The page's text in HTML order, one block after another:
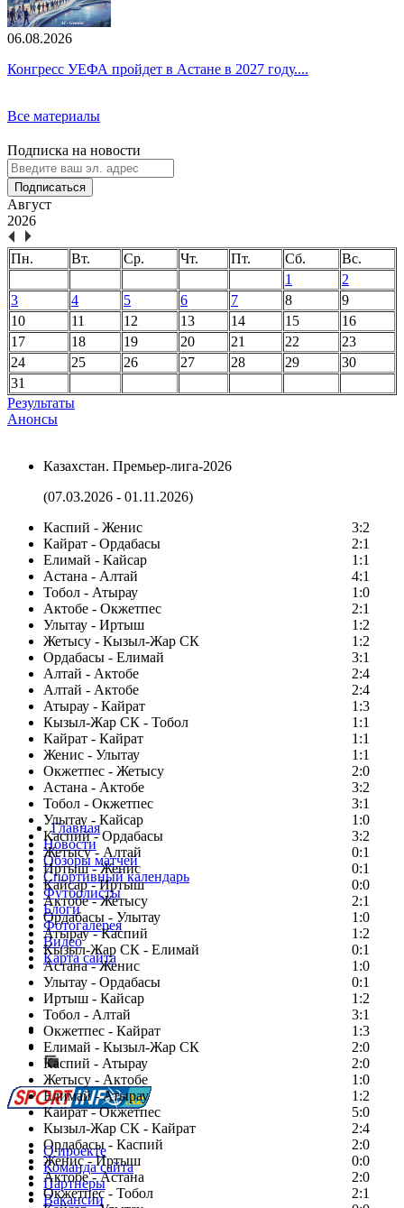
06.08.2026
Конгресс УЕФА пройдет в Астане в 2027 году....
Все материалы
Подписка на новости
Подписаться
Август
2026
Пн. Вт. Ср. Чт. Пт. Сб.
Вс.
1
2
3
4 5 6 7 8
9
10
11 12 13 14 15
16
17
18 19 20 21 22
23
24
25 26 27 28 29
30
31
Результаты
Анонсы
Казахстан. Премьер-лига-2026
(07.03.2026 - 01.11.2026)
Каспий - Женис
3:2
Кайрат - Ордабасы
2:1
Елимай - Кайсар
1:1
Астана - Алтай
4:1
Тобол - Атырау
1:0
Актобе - Окжетпес
2:1
Улытау - Иртыш
1:2
Жетысу - Кызыл-Жар СК
1:2
Ордабасы - Елимай
3:1
Алтай - Актобе
2:4
Алтай - Актобе
2:4
Атырау - Кайрат
1:3
Кызыл-Жар СК - Тобол
1:1
Кайрат - Кайрат
1:1
Женис - Улытау
1:1
Окжетпес - Жетысу
2:0
Астана - Актобе
3:2
Тобол - Окжетпес
3:1
Улытау - Кайсар
1:0
Каспий - Ордабасы
3:2
Жетысу - Алтай
0:1
Иртыш - Женис
0:1
Кайсар - Иртыш
0:0
Актобе - Жетысу
2:1
Ордабасы - Улытау
1:0
Атырау - Каспий
1:2
Кызыл-Жар СК - Елимай
0:1
Астана - Женис
1:0
Улытау - Ордабасы
0:1
Иртыш - Кайсар
1:2
Тобол - Алтай
3:1
Окжетпес - Кайрат
1:3
Елимай - Кызыл-Жар СК
2:0
Каспий - Атырау
2:0
Жетысу - Актобе
1:0
Елимай - Атырау
1:2
Кайрат - Окжетпес
5:0
Кызыл-Жар СК - Кайрат
2:4
Ордабасы - Каспий
2:0
Женис - Иртыш
0:0
Актобе - Астана
2:0
Окжетпес - Тобол
2:1
Главная
Новости
Обзоры матчей
Спортивный календарь
Футболисты
Блоги
Фотогалерея
Видео
Карта сайта
Есть идея?
Сообщить о мероприятии
Перейти на старый сайт
О проекте
Команда сайта
Партнеры
Вакансии